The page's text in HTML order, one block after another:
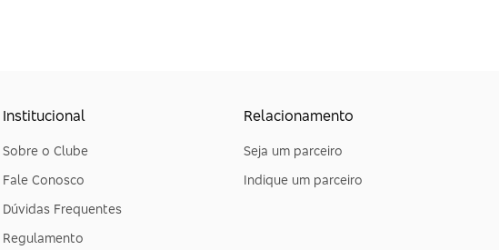
Institucional
Sobre o Clube
Fale Conosco
Dúvidas Frequentes
Regulamento
Relacionamento
Seja um parceiro
Indique um parceiro